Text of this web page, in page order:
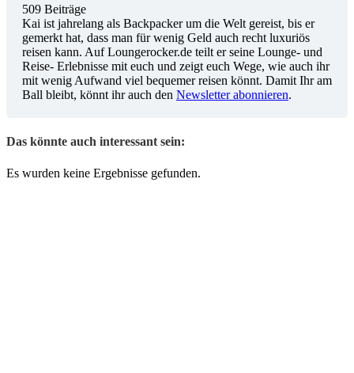
509 Beiträge
Kai ist jahrelang als Backpacker um die Welt gereist, bis er
gemerkt hat, dass man für wenig Geld auch recht luxuriös
reisen kann. Auf Loungerocker.de teilt er seine Lounge- und
Reise- Erlebnisse mit euch und zeigt euch Wege, wie auch ihr
mit wenig Aufwand viel bequemer reisen könnt. Damit Ihr am
Ball bleibt, könnt ihr auch den Newsletter abonnieren.
Das könnte auch interessant sein:
Es wurden keine Ergebnisse gefunden.